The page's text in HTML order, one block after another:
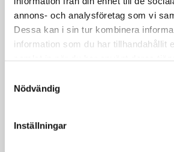
annons- och analysföretag som vi
Dessa kan i sin tur kombinera
information som du har tillhandahållit
samlat in när du har använt deras
Nödvändig
Inställningar
Mellanmjölk